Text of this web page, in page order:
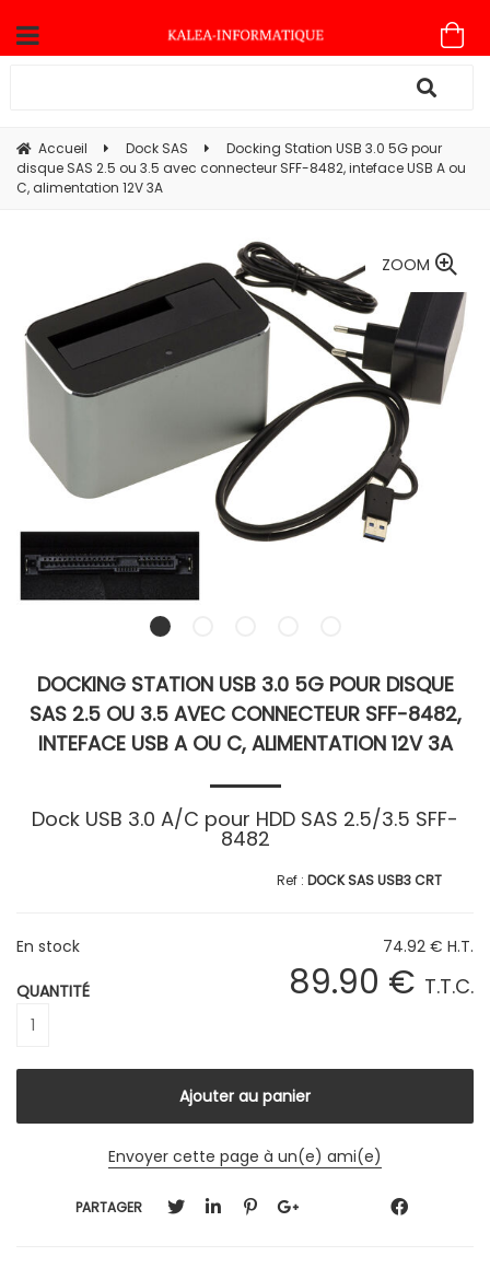
Accueil Dock SAS
Docking Station USB 3.0 5G pour
disque SAS 2.5 ou 3.5 avec connecteur SFF-8482, inteface USB A ou
C, alimentation 12V 3A
ZOOM
DOCKING STATION USB 3.0 5G POUR DISQUE
SAS 2.5 OU 3.5 AVEC CONNECTEUR SFF-8482,
INTEFACE USB A OU C, ALIMENTATION 12V 3A
Dock USB 3.0 A/C pour HDD SAS 2.5/3.5 SFF-
8482
DOCK SAS USB3 CRT
74.92 € H.T.
89.90 € T.T.C.
En stock
QUANTITÉ
Envoyer cette page à un(e) ami(e)
PARTAGER